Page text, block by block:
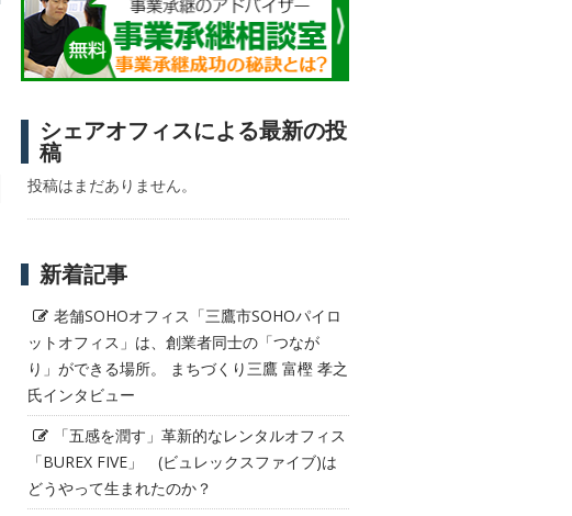
シェアオフィスによる最新の投
稿
投稿はまだありません。
新着記事
老舗SOHOオフィス「三鷹市SOHOパイロ
ットオフィス」は、創業者同士の「つなが
り」ができる場所。 まちづくり三鷹 富樫 孝之
氏インタビュー
「五感を潤す」革新的なレンタルオフィス
「BUREX FIVE」 (ビュレックスファイブ)は
どうやって生まれたのか？